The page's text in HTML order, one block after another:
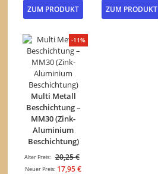
ZUM PRODUKT ZUM PRODUKT
-11%
Multi Metall
Beschichtung –
MM30 (Zink-
Aluminium
Beschichtung)
Alter Preis: 20,25€Ursprünglicher
Preis
Neuer Preis: 17,95€Aktueller